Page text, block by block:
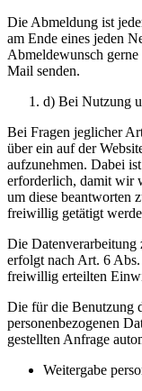
Die Abmeldung ist
am Ende eines jeden
Abmeldewunsch
Mail senden.
d) Bei Nutzung
Bei Fragen jeglicher
über ein auf der
aufzunehmen. Dabei
erforderlich, damit wir
um diese beantworten
freiwillig getätigt
Die
erfolgt nach Art. 6
freiwillig erteilten
Die für die Benutzung
personenbezogenen
gestellten Anfrage
Weitergabe